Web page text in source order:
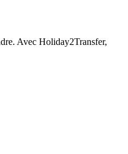
Avec Holiday2Transfer,